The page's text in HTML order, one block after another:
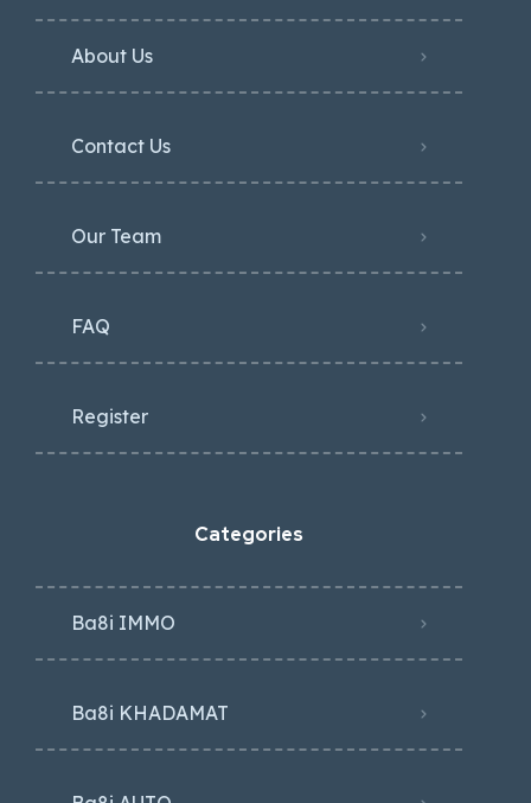
About Us
Contact Us
Our Team
FAQ
Register
Categories
Ba8i IMMO
Ba8i KHADAMAT